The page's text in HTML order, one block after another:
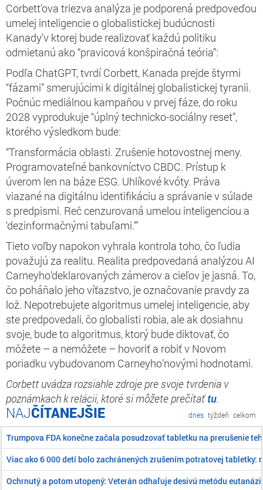
Corbett’ova triezva analýza je podporená predpoveďou
umelej inteligencie o globalistickej budúcnosti
Kanady’v ktorej bude realizovať každú politiku
odmietanú ako “pravicová konšpiračná teória”:
Podľa ChatGPT, tvrdí Corbett, Kanada prejde štyrmi
“fázami” smerujúcimi k digitálnej globalistickej tyranii.
Počnúc mediálnou kampaňou v prvej fáze, do roku
2028 vyprodukuje “úplný technicko-sociálny reset”,
ktorého výsledkom bude:
“Transformácia oblasti. Zrušenie hotovostnej meny.
Programovateľné bankovníctvo CBDC. Prístup k
úverom len na báze ESG. Uhlíkové kvóty. Práva
viazané na digitálnu identifikáciu a správanie v súlade
s predpismi. Reč cenzurovaná umelou inteligenciou a
‘dezinformačnými tabuľami.’”
Tieto voľby napokon vyhrala kontrola toho, čo ľudia
považujú za realitu. Realita predpovedaná analýzou AI
Carneyho’deklarovaných zámerov a cieľov je jasná. To,
čo poháňalo jeho víťazstvo, je označovanie pravdy za
lož. Nepotrebujete algoritmus umelej inteligencie, aby
ste predpovedali, čo globalisti robia, ale ak dosiahnu
svoje, bude to algoritmus, ktorý bude diktovať, čo
môžete – a nemôžete – hovoriť a robiť v Novom
poriadku vybudovanom Carneyho’novými hodnotami.
Corbett uvádza rozsiahle zdroje pre svoje tvrdenia v
poznámkach k relácii, ktoré si môžete prečítaťtu.
ČÍTANEJŠIE dnes týždeň celkom
Trumpova FDA konečne začala posudzovať tabletku na prerušenie
Viac ako 6 000 detí bolo zachránených zrušením potratovej tabletky:
Ochrnutý a potom utopený: Veterán odhaľuje desivú metódu